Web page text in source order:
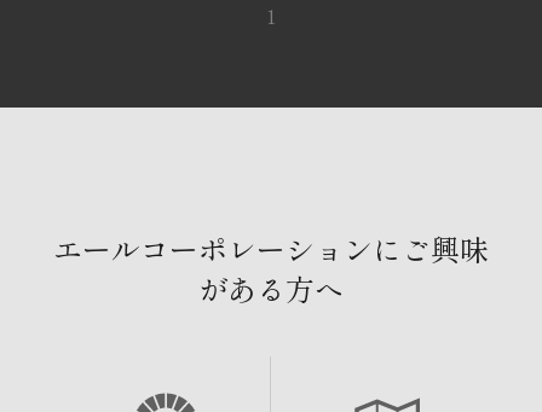
1
エールコーポレーションにご興味
がある方へ